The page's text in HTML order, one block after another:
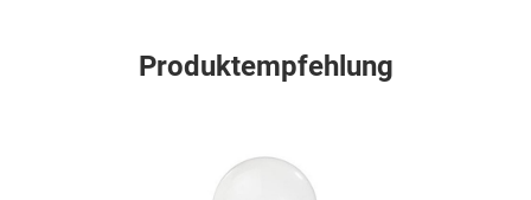
Produktempfehlung